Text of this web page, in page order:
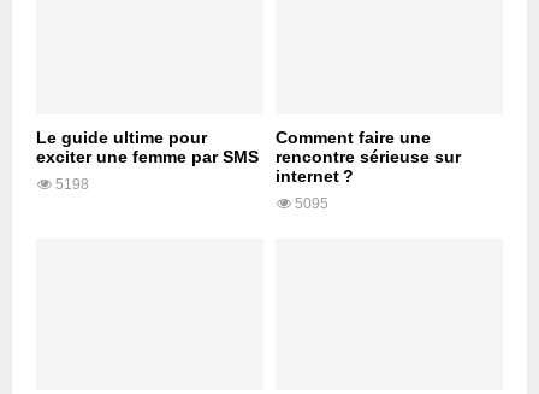
Le guide ultime pour
exciter une femme par SMS
5198
Comment faire une
rencontre sérieuse sur
internet ?
5095